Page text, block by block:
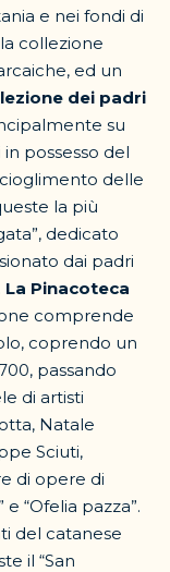
e nei fondi di
collezione
ed un
dei padri
su
possesso del
delle
la più
dedicato
dai padri
La Pinacoteca
comprende
coprendo un
passando
di artisti
Natale
Sciuti,
di opere di
“Ofelia pazza”.
del catanese
il “San